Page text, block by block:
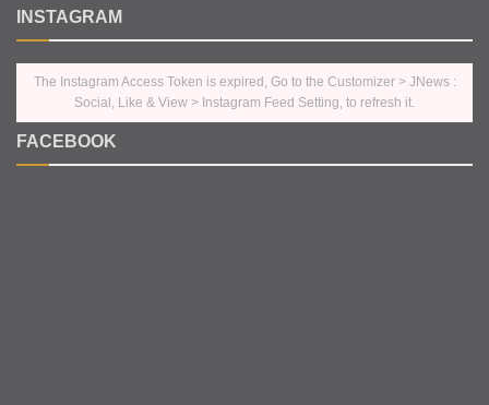
INSTAGRAM
The Instagram Access Token is expired, Go to the Customizer > JNews :
Social, Like & View > Instagram Feed Setting, to refresh it.
FACEBOOK